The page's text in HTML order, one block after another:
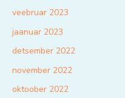
veebruar 2023
jaanuar 2023
detsember 2022
november 2022
oktoober 2022